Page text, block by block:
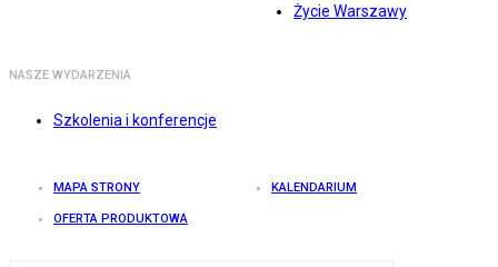
Życie Warszawy
NASZE WYDARZENIA
Szkolenia i konferencje
MAPA STRONY KALENDARIUM
OFERTA PRODUKTOWA